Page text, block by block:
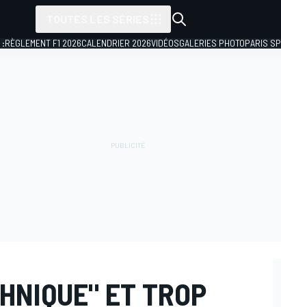
:RÈGLEMENT F1 2026CALENDRIER 2026VIDÉOSGALERIES PHOTOPARIS
ET TROP